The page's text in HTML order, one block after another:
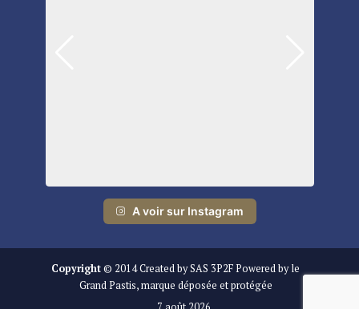
A voir sur Instagram
Copyright© 2014 Created by SAS 3P2F Powered by le
Grand Pastis, marque déposée et protégée